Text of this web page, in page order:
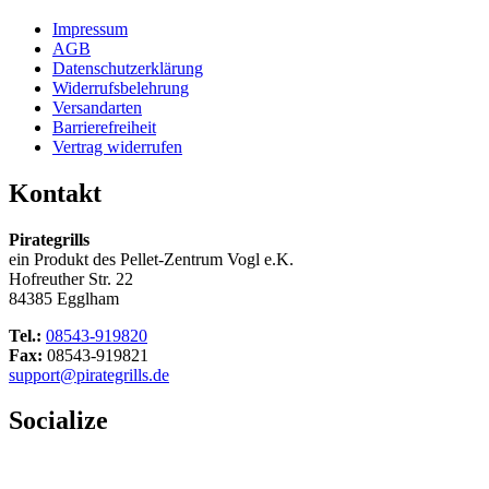
Impressum
AGB
Datenschutzerklärung
Widerrufsbelehrung
Versandarten
Barrierefreiheit
Vertrag widerrufen
Kontakt
Pirategrills
ein Produkt des Pellet-Zentrum Vogl e.K.
Hofreuther Str. 22
84385 Egglham
Tel.: 08543-919820
Fax: 08543-919821
support@pirategrills.de
Socialize